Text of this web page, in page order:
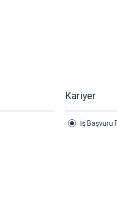
Kariyer
İş Başvuru